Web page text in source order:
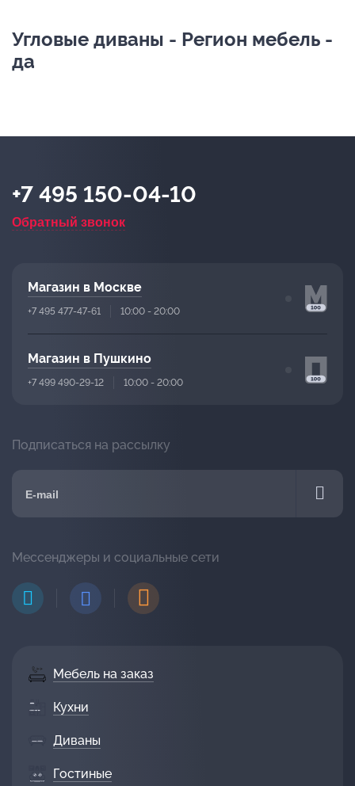
Угловые диваны - Регион мебель -
да
Мебель на заказ
Кухни
Диваны
Гостиные
+7 495 150-04-10
Обратный звонок
Магазин в Москве
+7 495 477-47-61 10:00 - 20:00
Магазин в Пушкино
+7 499 490-29-12 10:00 - 20:00
Подписаться на рассылку
Мессенджеры и социальные сети